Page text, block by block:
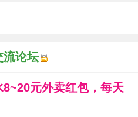
流论坛
8~20元外卖红包，每天